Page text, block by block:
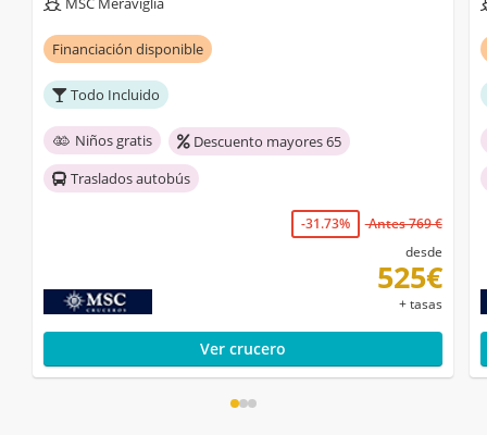
Financiación disponible
Todo Incluido
Niños gratis
Descuento mayores 65
Traslados autobús
-31.73%
Antes 769 €
desde
525€
+ tasas
Ver crucero